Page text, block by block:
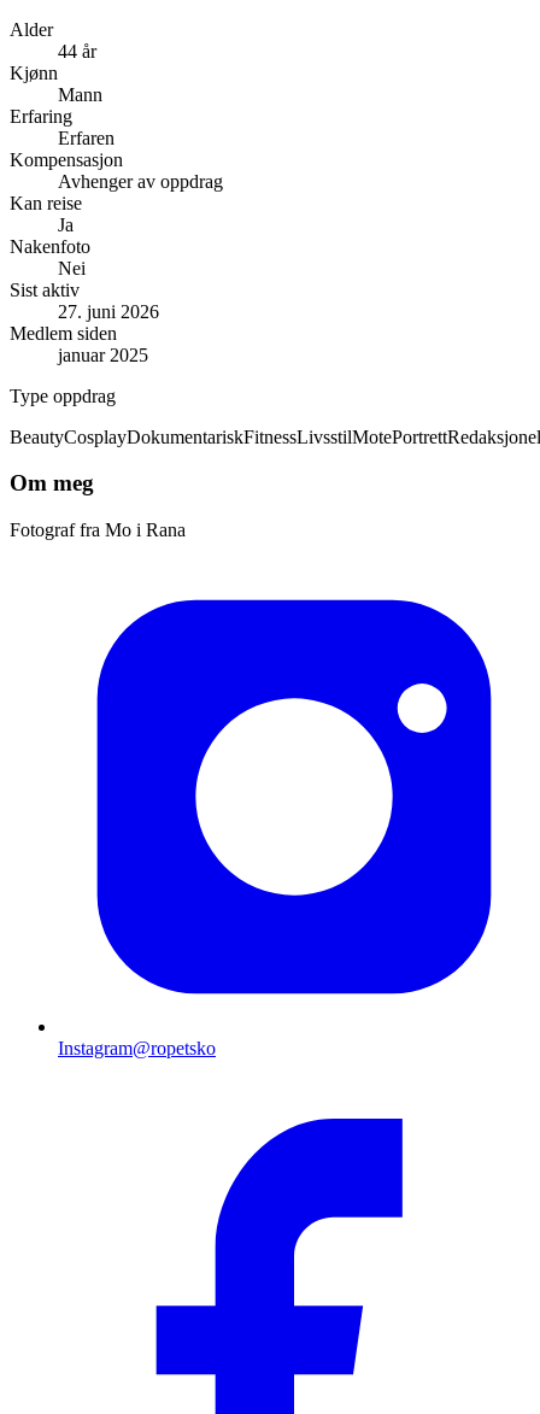
Alder
44 år
Kjønn
Mann
Erfaring
Erfaren
Kompensasjon
Avhenger av oppdrag
Kan reise
Ja
Nakenfoto
Nei
Sist aktiv
27. juni 2026
Medlem siden
januar 2025
Type oppdrag
BeautyCosplayDokumentariskFitnessLivsstilMotePortrett
Om meg
Fotograf fra Mo i Rana
Instagram@ropetsko